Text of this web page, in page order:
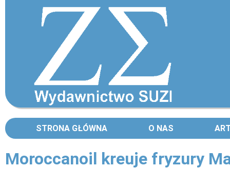
STRONA GŁÓWNA O NAS
Moroccanoil kreuje fryzury